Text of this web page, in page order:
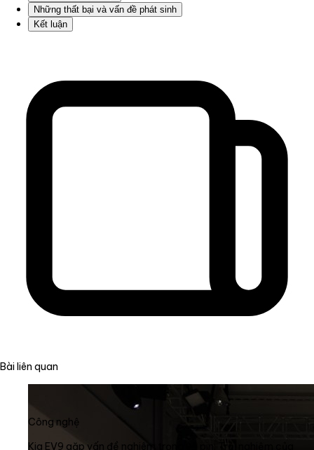
Những thất bại và vấn đề phát sinh
Kết luận
Bài liên quan
Công nghệ
Kia EV9 gặp vấn đề nghiêm trọng về pin: Trải nghiệm của